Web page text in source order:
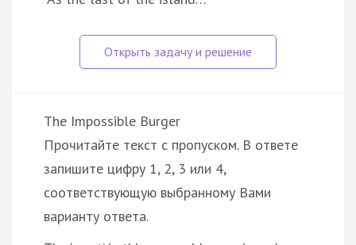
The Impossible Burger
Прочитайте текст с пропуском. В ответе
запишите цифру 1, 2, 3 или 4,
соответствующую выбранному Вами
варианту ответа.